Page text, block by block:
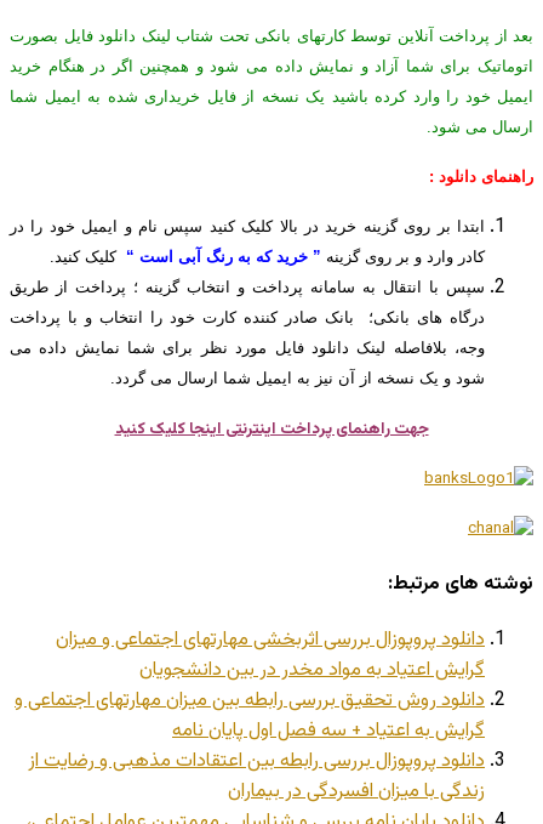
بعد از پرداخت آنلاین توسط کارتهای بانکی تحت شتاب لینک دانلود فایل بصورت
اتوماتیک برای شما آزاد و نمایش داده می شود و همچنین اگر در هنگام خرید
ایمیل خود را وارد کرده باشید یک نسخه از فایل خریداری شده به ایمیل شما
ارسال می شود.
راهنمای دانلود :
ابتدا بر روی گزینه خرید در بالا کلیک کنید سپس نام و ایمیل خود را در
کادر وارد و بر روی گزینه ” خرید که به رنگ آبی است “ کلیک کنید.
سپس با انتقال به سامانه پرداخت و انتخاب گزینه ؛ پرداخت از طریق
درگاه های بانکی؛ بانک صادر کننده کارت خود را انتخاب و با پرداخت
وجه، بلافاصله لینک دانلود فایل مورد نظر برای شما نمایش داده می
شود و یک نسخه از آن نیز به ایمیل شما ارسال می گردد.
جهت راهنمای پرداخت اینترنتی اینجا کلیک کنید
نوشته های مرتبط:
دانلود پروپوزال بررسی اثربخشی مهارتهای اجتماعی و میزان
گرایش اعتیاد به مواد مخدر در بین دانشجویان
دانلود روش تحقیق بررسی رابطه بین میزان مهارتهای اجتماعی و
گرایش به اعتیاد + سه فصل اول پایان نامه
دانلود پروپوزال بررسی رابطه بین اعتقادات مذهبی و رضایت از
زندگی با میزان افسردگی در بیماران